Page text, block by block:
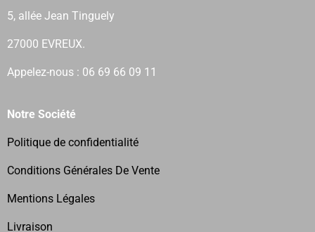
5, allée Jean Tinguely
27000 EVREUX.
Appelez-nous : 06 69 66 09 11
Notre Société
Politique de confidentialité
Conditions Générales De Vente
Mentions Légales
Livraison